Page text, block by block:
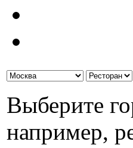
Выберите
например,